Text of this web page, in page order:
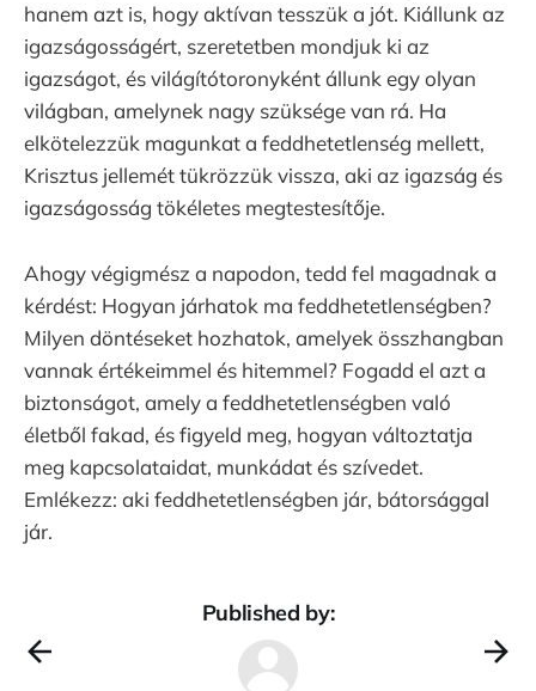
hanem azt is, hogy aktívan tesszük a jót. Kiállunk az
igazságosságért, szeretetben mondjuk ki az
igazságot, és világítótoronyként állunk egy olyan
világban, amelynek nagy szüksége van rá. Ha
elkötelezzük magunkat a feddhetetlenség mellett,
Krisztus jellemét tükrözzük vissza, aki az igazság és
igazságosság tökéletes megtestesítője.
Ahogy végigmész a napodon, tedd fel magadnak a
kérdést: Hogyan járhatok ma feddhetetlenségben?
Milyen döntéseket hozhatok, amelyek összhangban
vannak értékeimmel és hitemmel? Fogadd el azt a
biztonságot, amely a feddhetetlenségben való
életből fakad, és figyeld meg, hogyan változtatja
meg kapcsolataidat, munkádat és szívedet.
Emlékezz: aki feddhetetlenségben jár, bátorsággal
jár.
Published by: